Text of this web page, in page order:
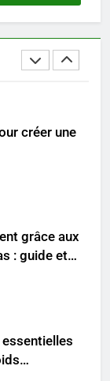
année
créer une
grâce aux
: guide et